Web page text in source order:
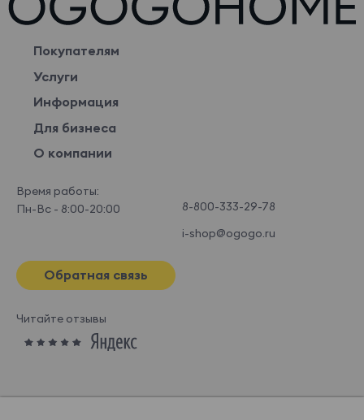
Покупателям
Услуги
Информация
Для бизнеса
О компании
Время работы:
Пн-Вс - 8:00-20:00
8-800-333-29-78
i-shop@ogogo.ru
Обратная связь
Читайте отзывы